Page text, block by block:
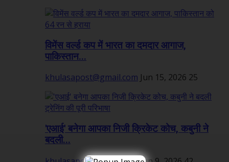
विमेंस वर्ल्ड कप में भारत का दमदार आगाज,
पाकिस्तान...
khulasapost@gmail.com Jun 15, 2026 25
'एआई' बनेगा आपका निजी क्रिकेट कोच, कबुनी ने
बदली...